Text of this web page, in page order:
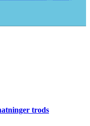
trods